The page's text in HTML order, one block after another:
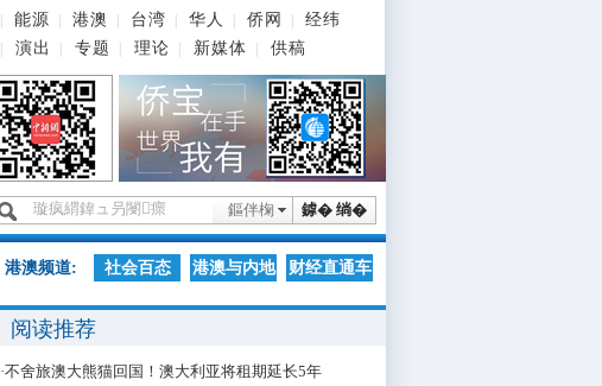
能源 港澳 台湾 华人 侨网
经纬
演出 专题 理论 新媒体 供稿
鎼� 绱�
鏂伴椈
港澳频道: 社会百态 港澳与内地 财经直通车
阅读推荐
·不舍旅澳大熊猫回国！澳大利亚将租期延长5年